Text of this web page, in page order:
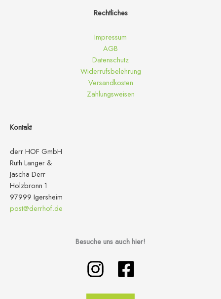
Rechtliches
Impressum
AGB
Datenschutz
Widerrufsbelehrung
Versandkosten
Zahlungsweisen
Kontakt
derr HOF GmbH
Ruth Langer &
Jascha Derr
Holzbronn 1
97999 Igersheim
post@derrhof.de
Besuche uns auch hier!